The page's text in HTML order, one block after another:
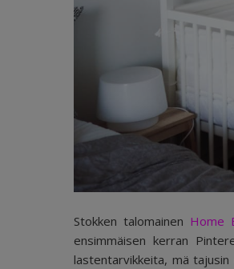
Stokken talomainen Home
ensimmäisen kerran
lastentarvikkeita, mä